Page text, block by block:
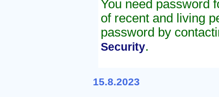
You need password
of recent and living
password by
Security.
15.8.2023